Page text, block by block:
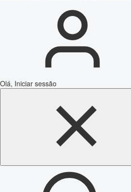
Olá, Iniciar sessão